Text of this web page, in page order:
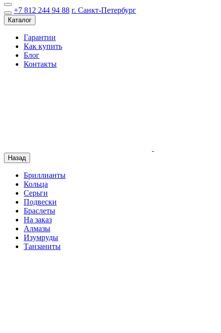
+7 812 244 94 88 г. Санкт-Петербург
Каталог
Гарантии
Как купить
Блог
Контакты
Назад
Бриллианты
Кольца
Серьги
Подвески
Браслеты
На заказ
Алмазы
Изумруды
Танзаниты